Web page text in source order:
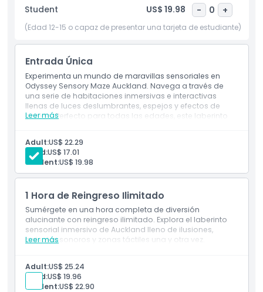
convirtiéndolo en una parada esencial para turistas y
locales por igual. Si buscas una actividad que combine
diversión, creatividad y exploración sensorial, el Laberinto
Sensorial Odyssey Auckland es la elección perfecta.
Aspectos Destacados
Inclusiones
Política para Niños y Adultos
Exclusiones
No Adecuado Para
Cosas a Saber
Student US$ 19.98 - 0 +
(Edad 12-15 o capaz de presentar una tarjeta de estudiante)
Entrada Única
Experimenta un mundo de maravillas sensoriales en
Odyssey Sensory Maze Auckland. Navega a través de
una serie de habitaciones inmersivas e interactivas
llenas de luces deslumbrantes, espejos y efectos de
sonido. Perfecto para todas las edades, este laberinto
Leer más
Adult:US$ 22.29
Child:US$ 17.01
Student:US$ 19.98
1 Hora de Reingreso Ilimitado
Sumérgete en una hora completa de diversión
alucinante con reingreso ilimitado. Explora el laberinto
sensorial inmersivo de Auckland lleno de ilusiones,
paisajes sonoros y zonas táctiles una y otra vez.
Leer más
Adult:US$ 25.24
Child:US$ 19.96
Student:US$ 22.90